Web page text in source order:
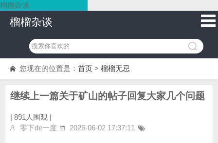
榴榴杂谈
榴榴杂谈
您现在的位置是： 首页 > 榴榴无忌
继续上一篇关于矿山的帖子回复大家几个问题
| 891人围观 |
零下de一度
2026-06-02 17:37:11